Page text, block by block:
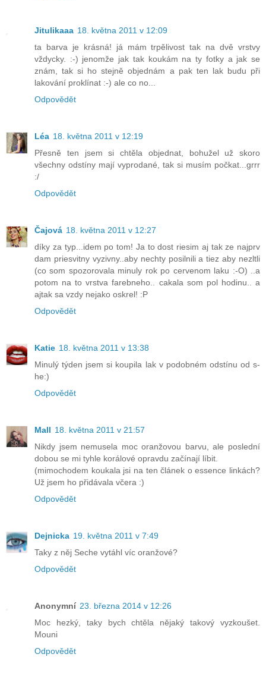
Jitulikaaa 18. května 2011 v 12:09
ta barva je krásná! já mám trpělivost tak na dvě vrstvy
vždycky. :-) jenomže jak tak koukám na ty fotky a jak se
znám, tak si ho stejně objednám a pak ten lak budu při
lakování proklínat :-) ale co no...
Odpovědět
Léa 18. května 2011 v 12:19
Přesně ten jsem si chtěla objednat, bohužel už skoro
všechny odstíny mají vyprodané, tak si musím počkat...grrr
:/
Odpovědět
Čajová 18. května 2011 v 12:27
díky za typ...idem po tom! Ja to dost riesim aj tak ze najprv
dam priesvitny vyzivny..aby nechty posilnili a tiez aby nezltli
(co som spozorovala minuly rok po cervenom laku :-O) ..a
potom na to vrstva farebneho.. cakala som pol hodinu.. a
ajtak sa vzdy nejako oskrel! :P
Odpovědět
Katie 18. května 2011 v 13:38
Minulý týden jsem si koupila lak v podobném odstínu od s-
he:)
Odpovědět
Mall 18. května 2011 v 21:57
Nikdy jsem nemusela moc oranžovou barvu, ale poslední
dobou se mi tyhle korálové opravdu začínají líbit.
(mimochodem koukala jsi na ten článek o essence linkách?
Už jsem ho přidávala včera :)
Odpovědět
Dejnicka 19. května 2011 v 7:49
Taky z něj Seche vytáhl víc oranžové?
Odpovědět
Anonymní 23. března 2014 v 12:26
Moc hezký, taky bych chtěla nějaký takový vyzkoušet.
Mouni
Odpovědět